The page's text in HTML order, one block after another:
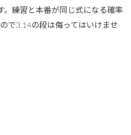
。練習と本番が同じ式になる確率
で3.14の段は侮ってはいけませ